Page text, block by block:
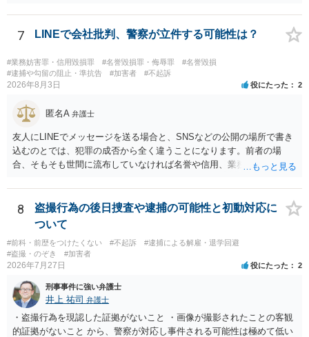
２になった場合は、どちらも法律実務的にありえるということであ
り、３人の弁護士の中で、一番相性の良いいざというときに弁護を頼
みたい弁護士を決め、その弁護士の発言を信じるということになりま
す。 その３人の中で「逮捕されない」と断言した弁護士には基本的に
委任しないほうがよいと思われます。 そもそも意見が分かれるような
事案で、断言すること自体が不適切であるからです。 ただ、相談者が
の気持ちを理解した上で、「逮捕されてもすぐに（自ら）接見して、
士に予め費用の見積もりをしておいても良いかと思われます。
7 LINEで会社批判、警察が立件する可能性は？
#業務妨害罪・信用毀損罪 #名誉毀損罪・侮辱罪
#名誉毀損
#逮捕や勾留の阻止・準抗告
#加害者 #不起訴
2026年8月3日 役にたった 2
匿名A 弁護士
友人にLINEでメッセージを送る場合と、SNSなどの公開の場所で書き
込むのとでは、犯罪の成否から全く違うことになります。前者の場
合、そもそも世間に流布していなければ名誉や信用、業務にかかる犯
8
盗撮行為の後日捜査や逮捕の可能性と初動対応に
ついて
#前科・前歴をつけたくない #不起訴
#逮捕による解雇・退学回避
#盗撮・のぞき
#加害者
2026年7月27日 役にたった 2
刑事事件に強い弁護士
井上 祐司 弁護士
・盗撮行為を現認した証拠がないこと ・画像が撮影されたことの客観
的証拠がないこと から、警察が対応し事件される可能性は極めて低い